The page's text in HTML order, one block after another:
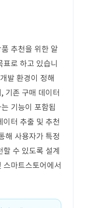
추천을 위한 알
로 하고 있습니
발 환경이 정해
기존 구매 데이터
기능이 포함됩
이터 추출 및 추천
해 사용자가 특정
수 있도록 설계
마트스토어에서